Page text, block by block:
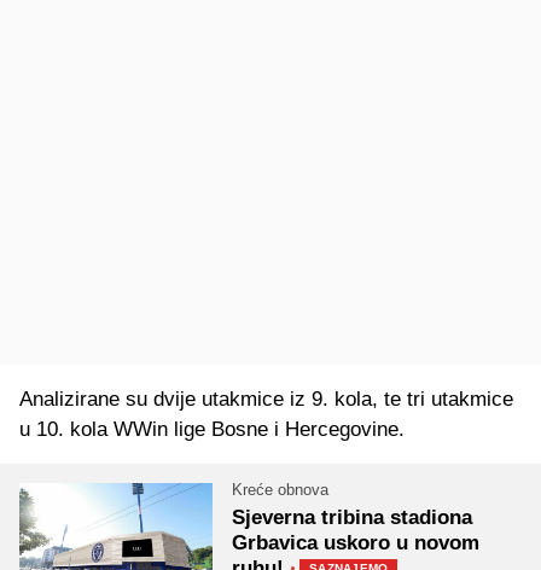
Analizirane su dvije utakmice iz 9. kola, te tri utakmice
u 10. kola WWin lige Bosne i Hercegovine.
Kreće obnova
Sjeverna tribina stadiona
Grbavica uskoro u novom